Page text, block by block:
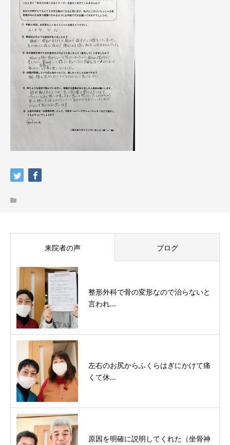
来院者の声 ブログ
整形外科で骨の変形なので治らないと
言われ...
左右のお尻からふくらはぎにかけて痛
くて休...
原因を明確に説明してくれた（坐骨神